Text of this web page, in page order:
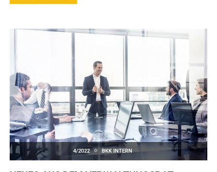
4/2022 BKK INTERN